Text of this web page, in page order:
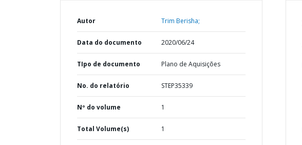
Autor Trim Berisha;
Data do documento 2020/06/24
TIpo de documento Plano de Aquisições
No. do relatório STEP35339
Nº do volume 1
Total Volume(s) 1